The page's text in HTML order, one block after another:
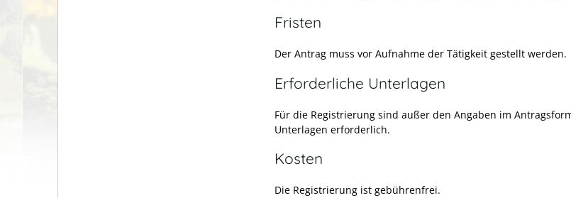
Fristen
Der Antrag muss vor Aufnahme der Tätigkeit gestellt werden.
Erforderliche Unterlagen
Für die Registrierung sind außer den Angaben im
Unterlagen erforderlich.
Kosten
Die Registrierung ist gebührenfrei.